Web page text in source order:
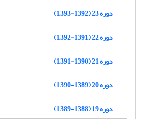
دوره 23 (1392-1393)
دوره 22 (1391-1392)
دوره 21 (1390-1391)
دوره 20 (1389-1390)
دوره 19 (1388-1389)